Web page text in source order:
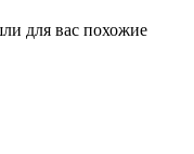
для вас похожие